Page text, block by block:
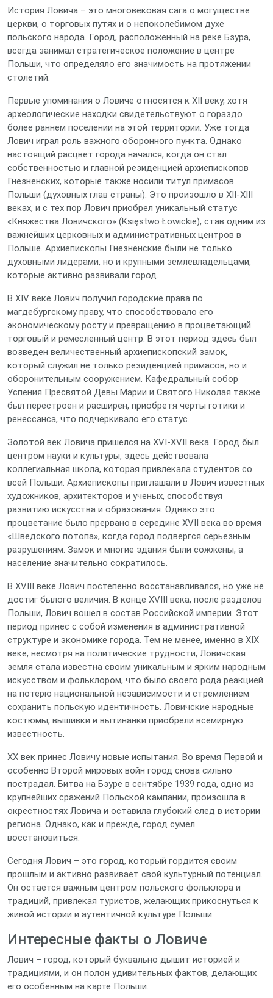
История Ловича – это многовековая сага о могуществе
церкви, о торговых путях и о непоколебимом духе
польского народа. Город, расположенный на реке Бзура,
всегда занимал стратегическое положение в центре
Польши, что определяло его значимость на протяжении
столетий.
Первые упоминания о Ловиче относятся к XII веку, хотя
археологические находки свидетельствуют о гораздо
более раннем поселении на этой территории. Уже тогда
Лович играл роль важного оборонного пункта. Однако
настоящий расцвет города начался, когда он стал
собственностью и главной резиденцией архиепископов
Гнезненских, которые также носили титул примасов
Польши (духовных глав страны). Это произошло в XII-XIII
веках, и с тех пор Лович приобрел уникальный статус
«Княжества Ловичского» (Księstwo Łowickie), став одним из
важнейших церковных и административных центров в
Польше. Архиепископы Гнезненские были не только
духовными лидерами, но и крупными землевладельцами,
которые активно развивали город.
В XIV веке Лович получил городские права по
магдебургскому праву, что способствовало его
экономическому росту и превращению в процветающий
торговый и ремесленный центр. В этот период здесь был
возведен величественный архиепископский замок,
который служил не только резиденцией примасов, но и
оборонительным сооружением. Кафедральный собор
Успения Пресвятой Девы Марии и Святого Николая также
был перестроен и расширен, приобретя черты готики и
ренессанса, что подчеркивало его статус.
Золотой век Ловича пришелся на XVI-XVII века. Город был
центром науки и культуры, здесь действовала
коллегиальная школа, которая привлекала студентов со
всей Польши. Архиепископы приглашали в Лович известных
художников, архитекторов и ученых, способствуя
развитию искусства и образования. Однако это
процветание было прервано в середине XVII века во время
«Шведского потопа», когда город подвергся серьезным
разрушениям. Замок и многие здания были сожжены, а
население значительно сократилось.
В XVIII веке Лович постепенно восстанавливался, но уже не
достиг былого величия. В конце XVIII века, после разделов
Польши, Лович вошел в состав Российской империи. Этот
период принес с собой изменения в административной
структуре и экономике города. Тем не менее, именно в XIX
веке, несмотря на политические трудности, Ловичская
земля стала известна своим уникальным и ярким народным
искусством и фольклором, что было своего рода реакцией
на потерю национальной независимости и стремлением
сохранить польскую идентичность. Ловичские народные
костюмы, вышивки и вытинанки приобрели всемирную
известность.
XX век принес Ловичу новые испытания. Во время Первой и
особенно Второй мировых войн город снова сильно
пострадал. Битва на Бзуре в сентябре 1939 года, одно из
крупнейших сражений Польской кампании, произошла в
окрестностях Ловича и оставила глубокий след в истории
региона. Однако, как и прежде, город сумел
восстановиться.
Сегодня Лович – это город, который гордится своим
прошлым и активно развивает свой культурный потенциал.
Он остается важным центром польского фольклора и
традиций, привлекая туристов, желающих прикоснуться к
живой истории и аутентичной культуре Польши.
Интересные факты о Ловиче
Лович – город, который буквально дышит историей и
традициями, и он полон удивительных фактов, делающих
его особенным на карте Польши.